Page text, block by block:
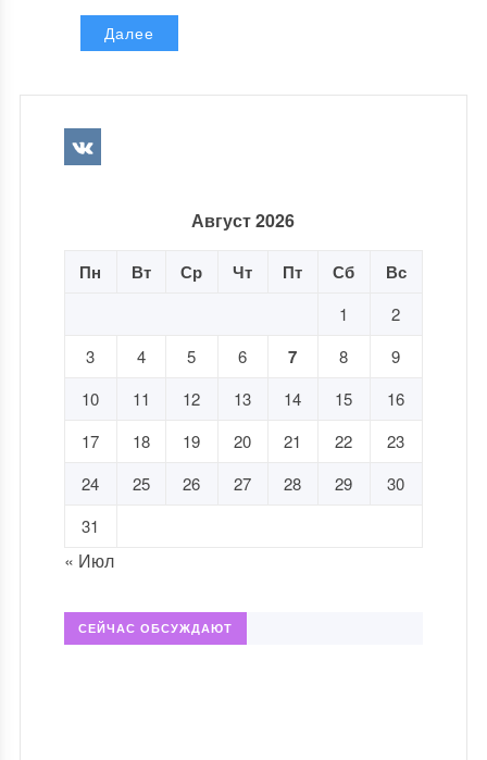
Далее
Август 2026
Пн Вт Ср Чт Пт Сб Вс
1
2
3
4 5 6 7 8
9
10
11 12 13 14 15
16
17
18 19 20 21 22
23
24
25 26 27 28 29
30
31
« Июл
СЕЙЧАС ОБСУЖДАЮТ